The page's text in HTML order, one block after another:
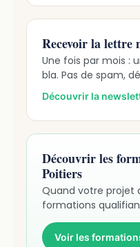
Recevoir la lettre
Une fois par mois :
bla. Pas de spam,
Découvrir la
Découvrir les
Poitiers
Quand votre projet
formations
Voir les